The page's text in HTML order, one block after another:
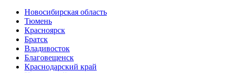
Новосибирская область
Тюмень
Красноярск
Братск
Владивосток
Благовещенск
Краснодарский край